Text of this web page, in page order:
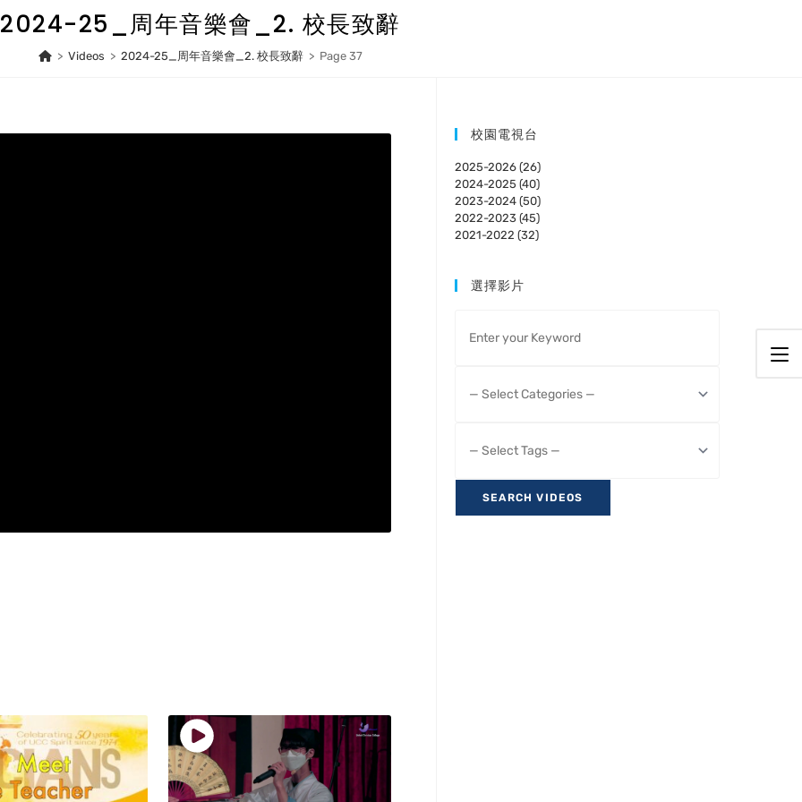
2024-25_周年音樂會_2. 校長致辭
> Videos > 2024-25_周年音樂會_2. 校長致辭 > Page 37
校園電視台
2025-2026 (26)
2024-2025 (40)
2023-2024 (50)
2022-2023 (45)
2021-2022 (32)
選擇影片